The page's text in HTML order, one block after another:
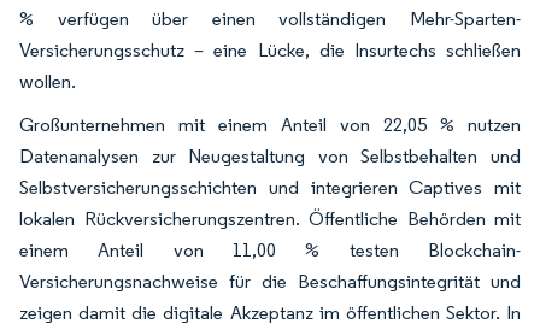
% verfügen über einen vollständigen Mehr-Sparten-
Versicherungsschutz – eine Lücke, die Insurtechs schließen
wollen.
Großunternehmen mit einem Anteil von 22,05 % nutzen
Datenanalysen zur Neugestaltung von Selbstbehalten und
Selbstversicherungsschichten und integrieren Captives mit
lokalen Rückversicherungszentren. Öffentliche Behörden mit
einem Anteil von 11,00 % testen Blockchain-
Versicherungsnachweise für die Beschaffungsintegrität und
zeigen damit die digitale Akzeptanz im öffentlichen Sektor. In